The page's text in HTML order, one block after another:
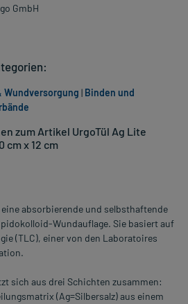
GmbH
zum Artikel UrgoTül Ag Lite
cm x 12 cm
absorbierende und selbsthaftende
Wundauflage. Sie basiert auf
(TLC), einer von den Laboratoires
sich aus drei Schichten zusammen:
(Ag=Silbersalz) aus einem
Wundversorgung | Binden und